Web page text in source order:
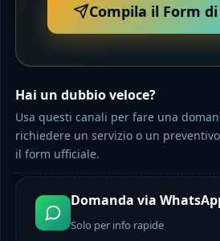
Compila il Form
Hai un dubbio veloce?
Usa questi canali per fare una
richiedere un servizio o un
il form ufficiale.
Domanda via
Solo per info rapide